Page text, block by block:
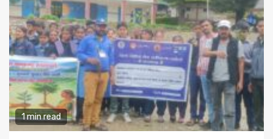
1 min read